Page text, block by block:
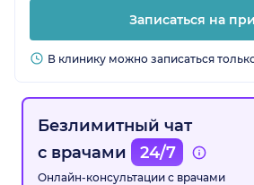
Записаться на
В клинику можно записаться
Безлимитный чат
с врачами
24/7
Онлайн-консультации с врачами